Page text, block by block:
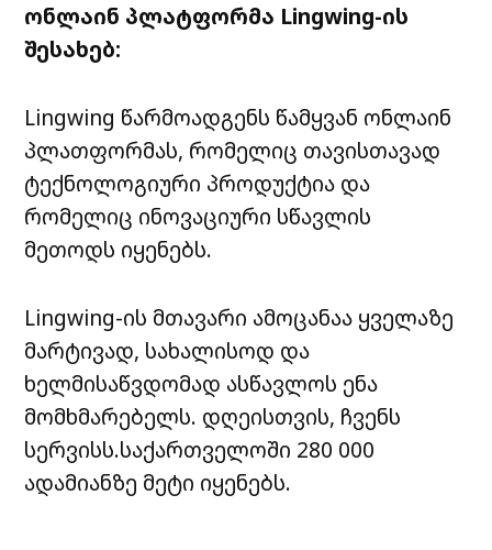
ონლაინ პლატფორმა Lingwing-ის
შესახებ:
Lingwing წარმოადგენს წამყვან ონლაინ
პლათფორმას, რომელიც თავისთავად
ტექნოლოგიური პროდუქტია და
რომელიც ინოვაციური სწავლის
მეთოდს იყენებს.
Lingwing-ის მთავარი ამოცანაა ყველაზე
მარტივად, სახალისოდ და
ხელმისაწვდომად ასწავლოს ენა
მომხმარებელს. დღეისთვის, ჩვენს
სერვისს.საქართველოში 280 000
ადამიანზე მეტი იყენებს.